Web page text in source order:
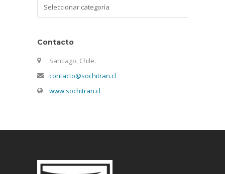
Contacto
Santiago, Chile.
contacto@sochitran.cl
www.sochitran.cl